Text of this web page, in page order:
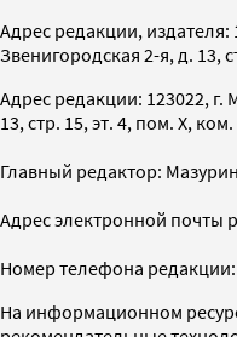
Адрес редакции, издателя:
Звенигородская 2-я, д. 13,
Адрес редакции: 123022, г.
13, стр. 15, эт. 4, пом. X, ком.
Главный редактор:
Адрес электронной почты
Номер телефона редакции:
На информационном